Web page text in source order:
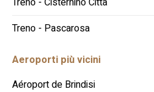
Treno - Pascarosa
Aeroporti più vicini
Aéroport de Brindisi